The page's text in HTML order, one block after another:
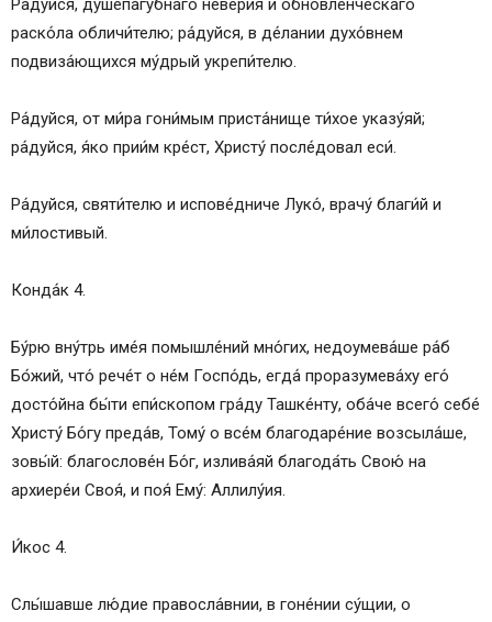
Ра́дуйся, душепа́губнаго неве́рия и обновле́нческаго
раско́ла обличи́телю; ра́дуйся, в де́лании духо́внем
подвиза́ющихся му́дрый укрепи́телю.
Ра́дуйся, от ми́ра гони́мым приста́нище ти́хое указу́яй;
ра́дуйся, я́ко прии́м кре́ст, Христу́ после́довал еси́.
Ра́дуйся, святи́телю и испове́дниче Луко́, врачу́ благи́й и
ми́лостивый.
Конда́к 4.
Бу́рю вну́трь име́я помышле́ний мно́гих, недоумева́ше ра́б
Бо́жий, что́ рече́т о не́м Госпо́дь, егда́ проразумева́ху его́
досто́йна бы́ти епи́скопом гра́ду Ташке́нту, оба́че всего́ себе́
Христу́ Бо́гу преда́в, Тому́ о все́м благодаре́ние возсыла́ше,
зовы́й: благослове́н Бо́г, излива́яй благода́ть Свою́ на
архиере́и Своя́, и поя́ Ему́: Аллилу́ия.
И́кос 4.
Слы́шавше лю́дие правосла́внии, в гоне́нии су́щии, о